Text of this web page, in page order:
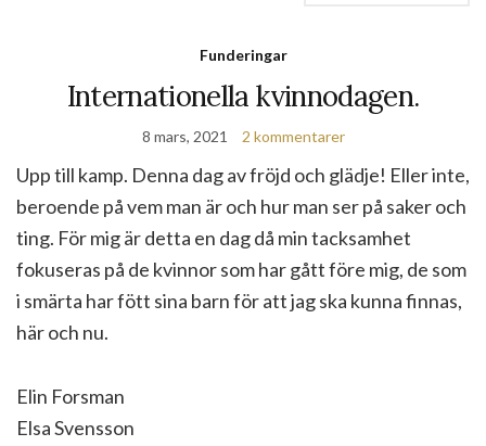
Funderingar
Internationella kvinnodagen.
8 mars, 2021 2 kommentarer
Upp till kamp. Denna dag av fröjd och glädje! Eller inte,
beroende på vem man är och hur man ser på saker och
ting. För mig är detta en dag då min tacksamhet
fokuseras på de kvinnor som har gått före mig, de som
i smärta har fött sina barn för att jag ska kunna finnas,
här och nu.
Elin Forsman
Elsa Svensson